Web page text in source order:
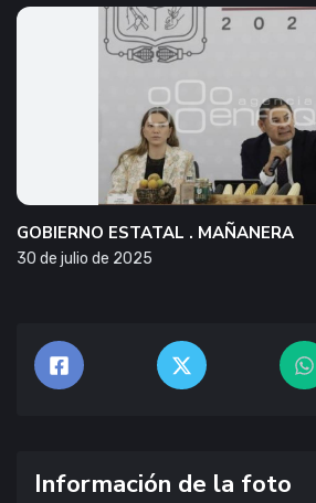
GOBIERNO ESTATAL . MAÑANERA
30 de julio de 2025
Información de la foto